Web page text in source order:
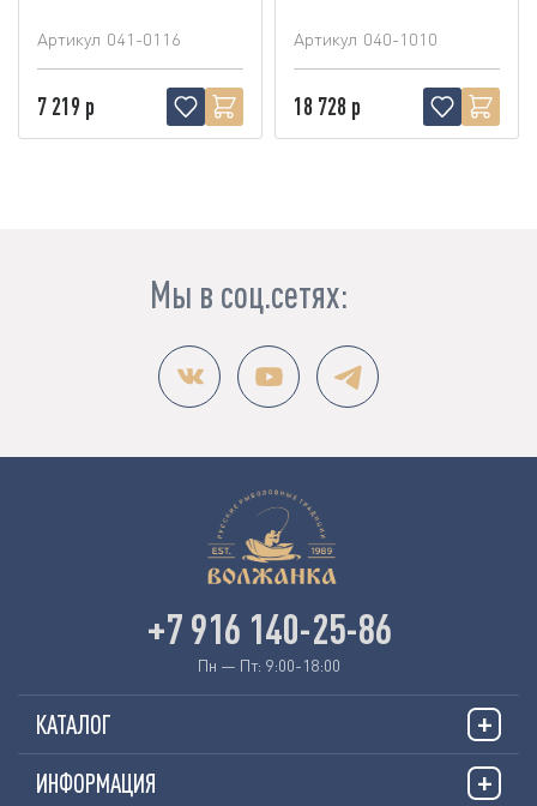
Артикул 041-0116
7 219 р
Артикул 040-1010
18 728 р
Мы в соц.сетях:
КАТАЛОГ
ИНФОРМАЦИЯ
+7 916 140-25-86
Пн — Пт: 9:00-18:00